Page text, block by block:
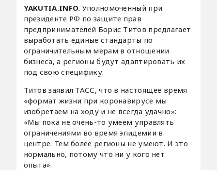
YAKUTIA.INFO. Уполномоченный при
президенте РФ по защите прав
предпринимателей Борис Титов предлагает
выработать единые стандарты по
ограничительным мерам в отношении
бизнеса, а регионы будут адаптировать их
под свою специфику.
Титов заявил ТАСС, что в настоящее время
«формат жизни при коронавирусе мы
изобретаем на ходу и не всегда удачно»:
«Мы пока не очень-то умеем управлять
ограничениями во время эпидемии в
центре. Тем более регионы не умеют. И это
нормально, потому что ни у кого нет
опыта».